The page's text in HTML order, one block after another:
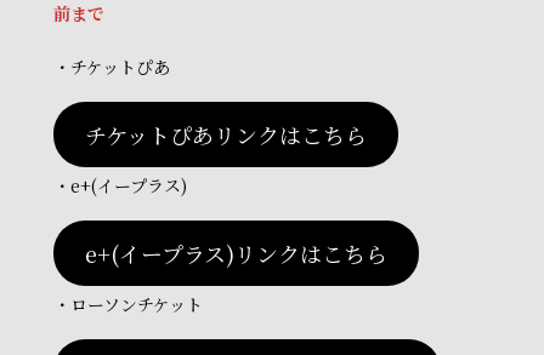
前まで
・チケットぴあ
チケットぴあリンクはこちら
・e+(イープラス)
e+(イープラス)リンクはこちら
・ローソンチケット